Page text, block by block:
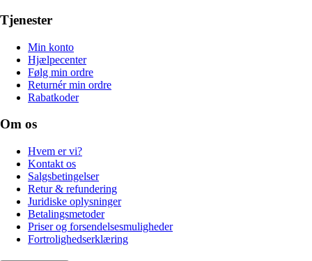
Tjenester
Min konto
Hjælpecenter
Følg min ordre
Returnér min ordre
Rabatkoder
Om os
Hvem er vi?
Kontakt os
Salgsbetingelser
Retur & refundering
Juridiske oplysninger
Betalingsmetoder
Priser og forsendelsesmuligheder
Fortrolighedserklæring